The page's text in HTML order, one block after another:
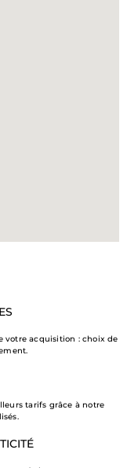
votre acquisition : choix de
tarifs grâce à notre